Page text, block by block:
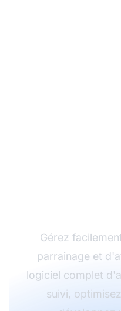
Gérez
parrainage et
logiciel complet
suivi,